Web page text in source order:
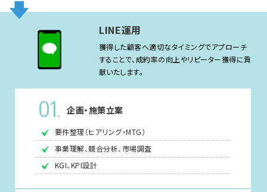
LINE運用
獲得した顧客へ適切なタイミングでアプローチ
することで、成約率の向上やリピーター獲得に貢
献いたします。
01. 企画・施策立案
要件整理（ヒアリング・MTG）
事業理解、競合分析、市場調査
KGI、KPI設計